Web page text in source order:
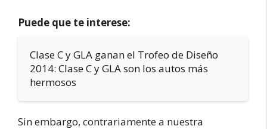
Puede que te interese:
Clase C y GLA ganan el Trofeo de Diseño
2014: Clase C y GLA son los autos más
hermosos
Sin embargo, contrariamente a nuestra